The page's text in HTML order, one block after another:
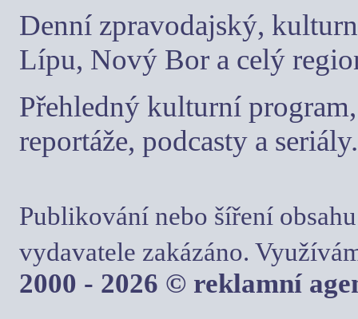
Denní zpravodajský,
Lípu, Nový Bor a celý
Přehledný kulturní
reportáže, podcasty a seriály.
Publikování nebo šíření
vydavatele zakázáno.
2000 - 2026 © reklamní